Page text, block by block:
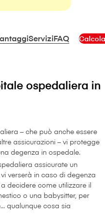
ServiziFAQ
ospedaliera in
– che può anche essere
assicurazioni – vi protegge
degenza in ospedale.
assicurate un
verserà in caso di degenza
decidere come utilizzare il
o una babysitter, per
qualunque cosa sia